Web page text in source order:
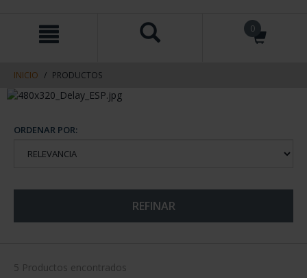
contenido
navegacin
0
INICIO PRODUCTOS
ORDENAR POR:
REFINAR
5 Productos encontrados